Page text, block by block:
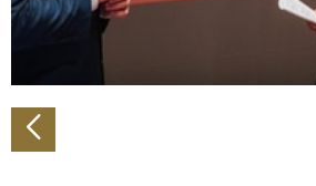
personalisieren, Funktionen für
zu können und die Zugriffe auf
analysieren. Außerdem geben wir
Verwendung unserer Website an
soziale Medien, Werbung und
Partner führen diese Informationen